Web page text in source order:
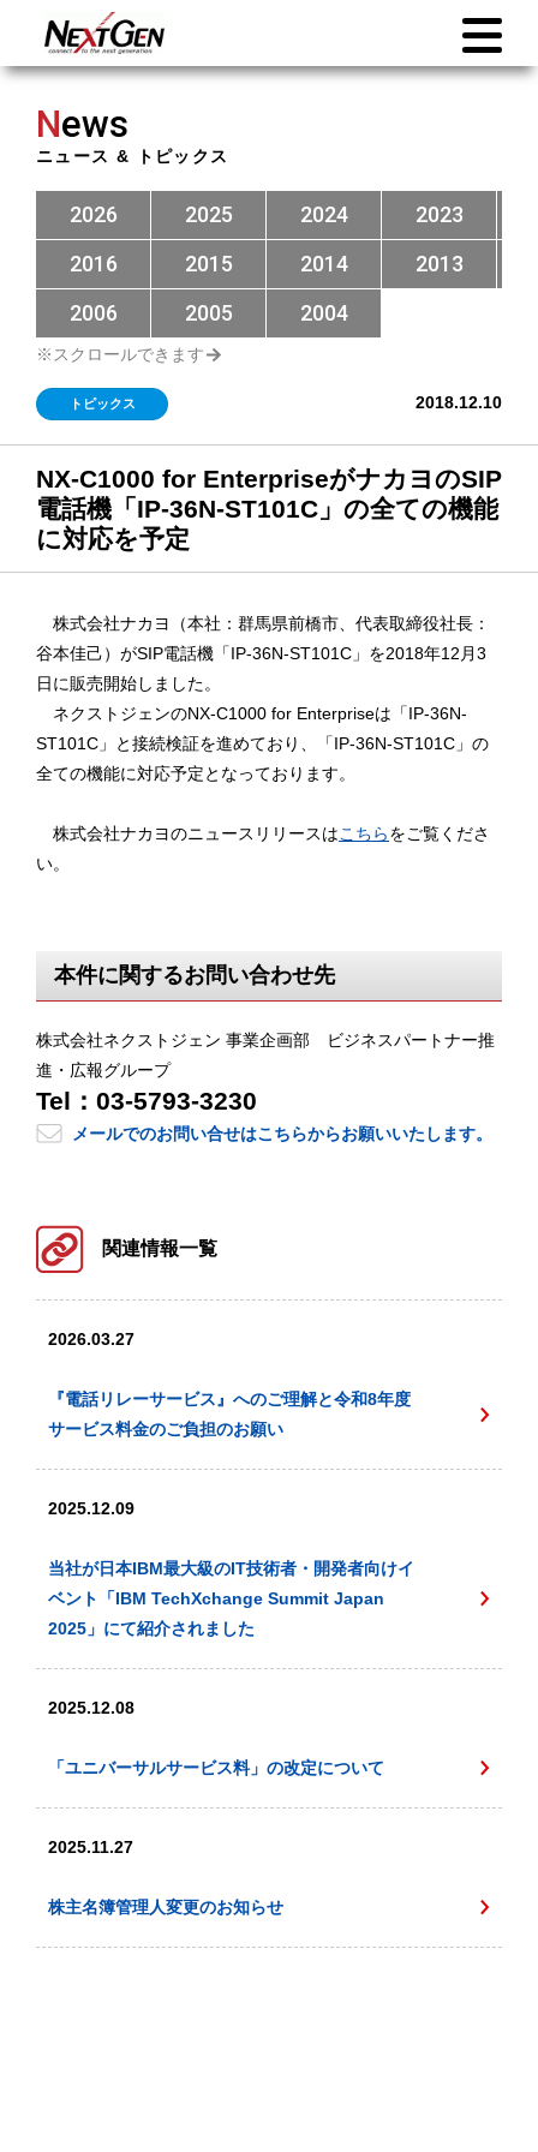
News
ニュース & トピックス
2026 2025 2024 2023
2016
2015 2014 2013
2006
2005 2004
トピックス 2018.12.10
NX-C1000 for EnterpriseがナカヨのSIP
電話機「IP-36N-ST101C」の全ての機能
に対応を予定
株式会社ナカヨ（本社：群馬県前橋市、代表取締役社長：
谷本佳己）がSIP電話機「IP-36N-ST101C」を2018年12月3
日に販売開始しました。
ネクストジェンのNX-C1000 for Enterpriseは「IP-36N-
ST101C」と接続検証を進めており、「IP-36N-ST101C」の
全ての機能に対応予定となっております。
株式会社ナカヨのニュースリリースはこちらをご覧くださ
い。
本件に関するお問い合わせ先
株式会社ネクストジェン 事業企画部 ビジネスパートナー推
進・広報グループ
Tel：03-5793-3230
メールでのお問い合せはこちらからお願いいたします。
関連情報一覧
2026.03.27
『電話リレーサービス』へのご理解と令和8年度
サービス料金のご負担のお願い
2025.12.09
当社が日本IBM最大級のIT技術者・開発者向けイ
ベント「IBM TechXchange Summit Japan
2025」にて紹介されました
2025.12.08
「ユニバーサルサービス料」の改定について
2025.11.27
株主名簿管理人変更のお知らせ